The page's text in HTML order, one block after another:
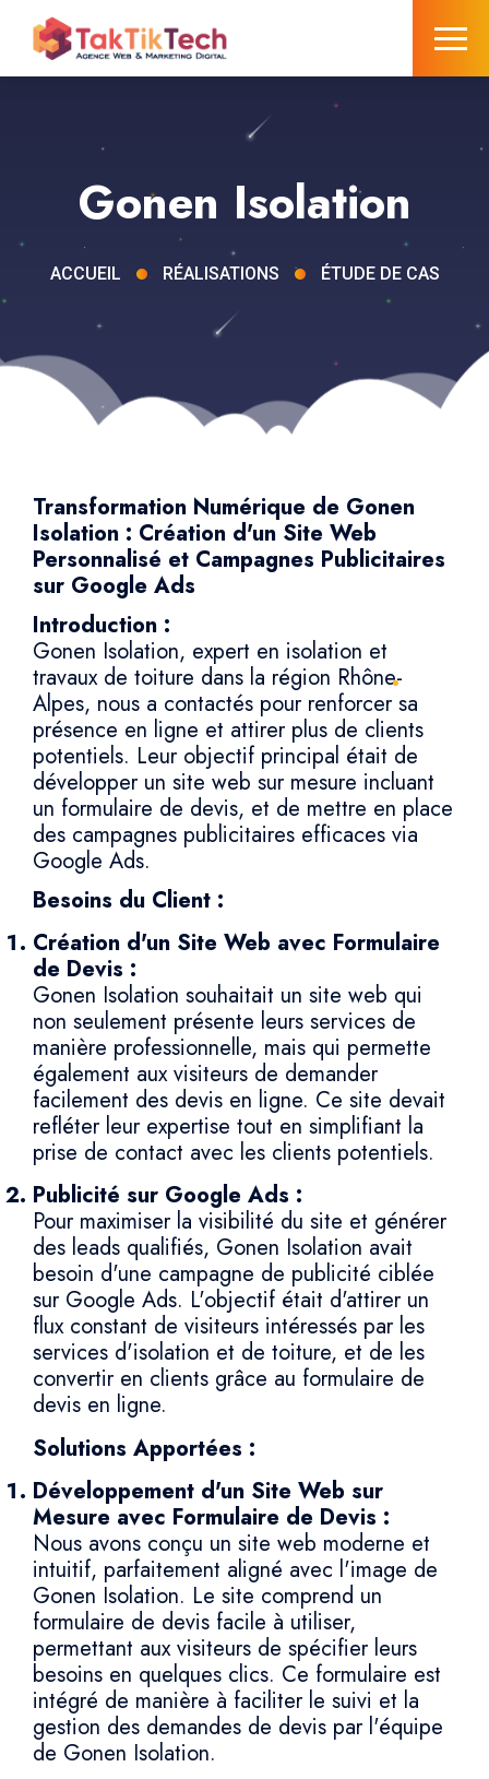
Gonen Isolation
ACCUEIL RÉALISATIONS ÉTUDE DE CAS
Transformation Numérique de Gonen
Isolation : Création d'un Site Web
Personnalisé et Campagnes Publicitaires
sur Google Ads
Introduction :
Gonen Isolation, expert en isolation et
travaux de toiture dans la région Rhône-
Alpes, nous a contactés pour renforcer sa
présence en ligne et attirer plus de clients
potentiels. Leur objectif principal était de
développer un site web sur mesure incluant
un formulaire de devis, et de mettre en place
des campagnes publicitaires efficaces via
Google Ads.
Besoins du Client :
Création d'un Site Web avec Formulaire
de Devis :
Gonen Isolation souhaitait un site web qui
non seulement présente leurs services de
manière professionnelle, mais qui permette
également aux visiteurs de demander
facilement des devis en ligne. Ce site devait
refléter leur expertise tout en simplifiant la
prise de contact avec les clients potentiels.
Publicité sur Google Ads :
Pour maximiser la visibilité du site et générer
des leads qualifiés, Gonen Isolation avait
besoin d'une campagne de publicité ciblée
sur Google Ads. L'objectif était d'attirer un
flux constant de visiteurs intéressés par les
services d'isolation et de toiture, et de les
convertir en clients grâce au formulaire de
devis en ligne.
Solutions Apportées :
Développement d'un Site Web sur
Mesure avec Formulaire de Devis :
Nous avons conçu un site web moderne et
intuitif, parfaitement aligné avec l'image de
Gonen Isolation. Le site comprend un
formulaire de devis facile à utiliser,
permettant aux visiteurs de spécifier leurs
besoins en quelques clics. Ce formulaire est
intégré de manière à faciliter le suivi et la
gestion des demandes de devis par l'équipe
de Gonen Isolation.